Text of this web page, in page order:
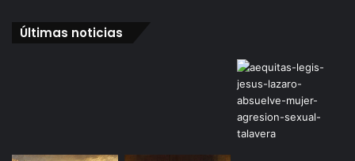
Últimas noticias